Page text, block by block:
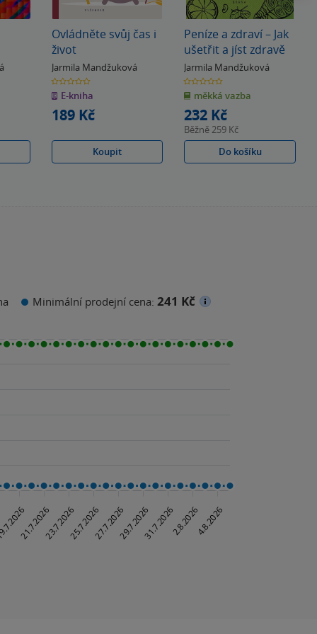
Ovládněte svůj čas i
život
Jarmila Mandžuková
0.0
z
5
hvězdiček
E-kniha
189 Kč
Koupit
Peníze a zdraví – Jak
ušetřit a jíst zdravě
Jarmila Mandžuková
0.0
z
5
hvězdiček
měkká vazba
232 Kč
Běžně259 Kč
Do košíku
Minimální prodejní cena: 241 Kč